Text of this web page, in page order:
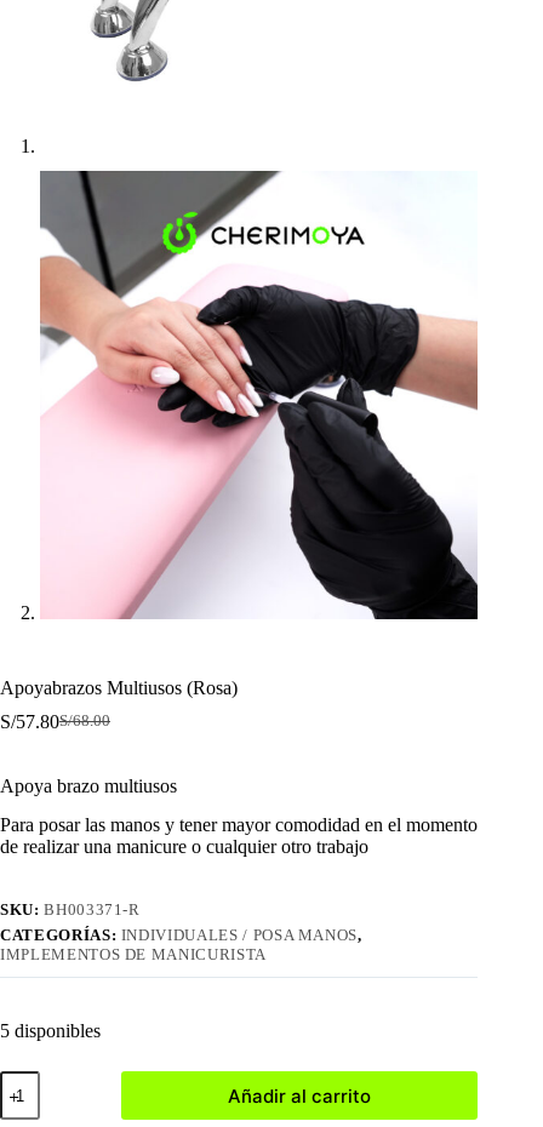
Apoyabrazos Multiusos (Rosa)
S/68.00
El
era:
S/68.00.
S/57.80El
es:
S/57.80.
Apoya brazo multiusos
Para posar las manos y tener mayor comodidad en el momento
de realizar una manicure o cualquier otro trabajo
SKU:BH003371-R
CATEGORÍAS: INDIVIDUALES / POSA MANOS,
IMPLEMENTOS DE MANICURISTA
5 disponibles
Apoyabrazos
Multiusos
(Rosa)
Añadir al carrito